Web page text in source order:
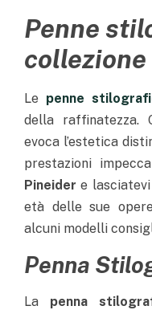
Penne
collezione
Le penne
della raffinatezza.
evoca l’estetica
prestazioni
Pineider e
età delle sue
alcuni modelli
Penna
La penna